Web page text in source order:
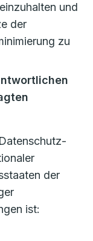
und
der
zu
der
ist: